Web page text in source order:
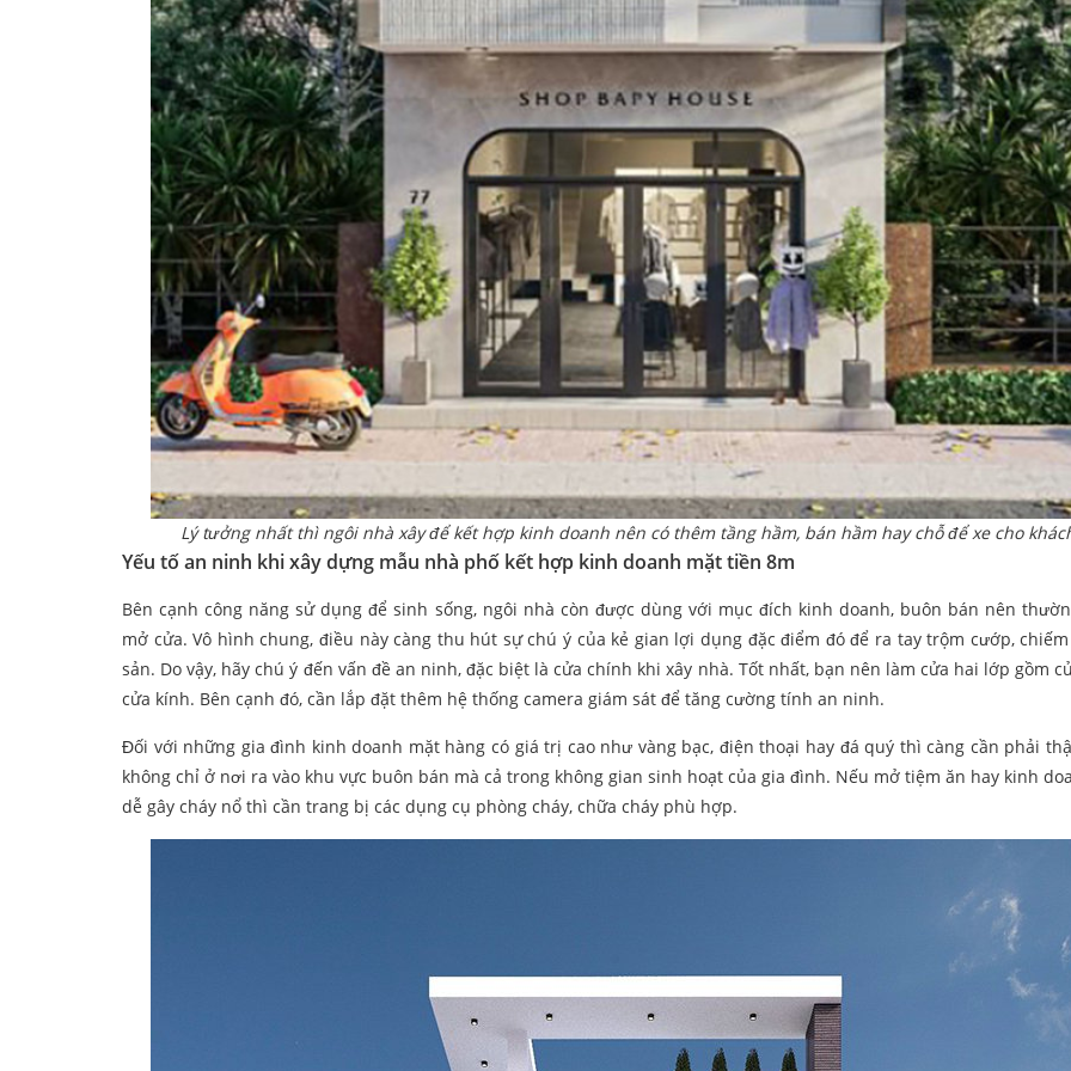
Lý tưởng nhất thì ngôi nhà xây để kết hợp kinh doanh nên có thêm tầng hầm, bán hầm hay chỗ để xe cho
Yếu tố an ninh khi xây dựng mẫu nhà phố kết hợp kinh doanh mặt tiền 8m
Bên cạnh công năng sử dụng để sinh sống, ngôi nhà còn được dùng với mục đích kinh doanh, buôn bán nên
mở cửa. Vô hình chung, điều này càng thu hút sự chú ý của kẻ gian lợi dụng đặc điểm đó để ra tay trộm cướp,
sản. Do vậy, hãy chú ý đến vấn đề an ninh, đặc biệt là cửa chính khi xây nhà. Tốt nhất, bạn nên làm cửa hai lớp gồm
cửa kính. Bên cạnh đó, cần lắp đặt thêm hệ thống camera giám sát để tăng cường tính an ninh.
Đối với những gia đình kinh doanh mặt hàng có giá trị cao như vàng bạc, điện thoại hay đá quý thì càng cần phải
không chỉ ở nơi ra vào khu vực buôn bán mà cả trong không gian sinh hoạt của gia đình. Nếu mở tiệm ăn hay kinh
dễ gây cháy nổ thì cần trang bị các dụng cụ phòng cháy, chữa cháy phù hợp.